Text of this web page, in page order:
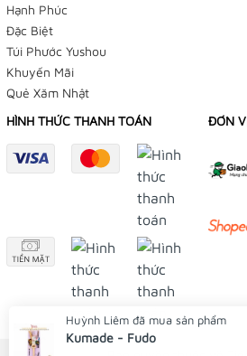
Hạnh Phúc
Đặc Biệt
Túi Phước Yushou
Khuyến Mãi
Quẻ Xăm Nhật
HÌNH THỨC THANH TOÁN ĐƠN
Huỳnh Liêm đã mua sản phẩm
Kumade - Fudo